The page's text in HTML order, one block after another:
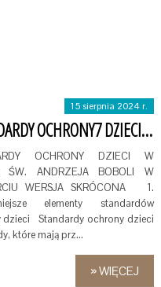
15 sierpnia 2024 r.
STANDARDY OCHRONY7 DZIECI W PARAFII SW. ANDRZEJA …
OCHRONY DZIECI W
ŚW. ANDRZEJA BOBOLI W
WERSJA SKRÓCONA 1.
elementy standardów
dzieci Standardy ochrony dzieci
które mają prz…
» WIĘCEJ